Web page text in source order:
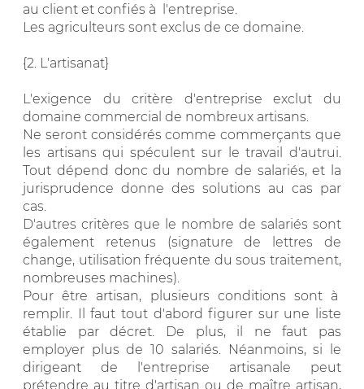
au client et confiés à l'entreprise.
Les agriculteurs sont exclus de ce domaine.
{2. L'artisanat}
L'exigence du critère d'entreprise exclut du
domaine commercial de nombreux artisans.
Ne seront considérés comme commerçants que
les artisans qui spéculent sur le travail d'autrui.
Tout dépend donc du nombre de salariés, et la
jurisprudence donne des solutions au cas par
cas.
D'autres critères que le nombre de salariés sont
également retenus (signature de lettres de
change, utilisation fréquente du sous traitement,
nombreuses machines).
Pour être artisan, plusieurs conditions sont à
remplir. Il faut tout d'abord figurer sur une liste
établie par décret. De plus, il ne faut pas
employer plus de 10 salariés. Néanmoins, si le
dirigeant de l'entreprise artisanale peut
prétendre au titre d'artisan ou de maître artisan,